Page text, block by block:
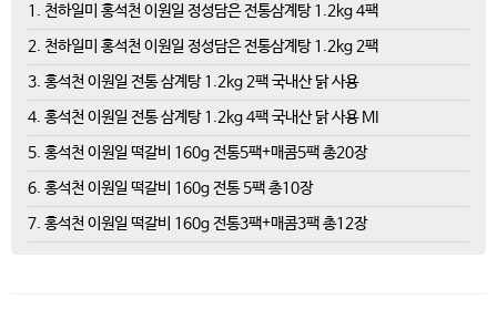
1. 천하일미 홍석천 이원일 정성담은 전통삼계탕 1.2kg 4팩
2. 천하일미 홍석천 이원일 정성담은 전통삼계탕 1.2kg 2팩
3. 홍석천 이원일 전통 삼계탕 1.2kg 2팩 국내산 닭 사용
4. 홍석천 이원일 전통 삼계탕 1.2kg 4팩 국내산 닭 사용 MI
5. 홍석천 이원일 떡갈비 160g 전통5팩+매콤5팩 총20장
6. 홍석천 이원일 떡갈비 160g 전통 5팩 총10장
7. 홍석천 이원일 떡갈비 160g 전통3팩+매콤3팩 총12장